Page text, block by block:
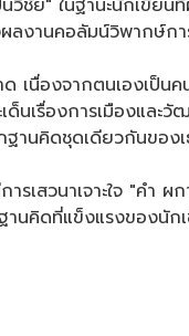
ย" ในฐานะนักเขียน
งานคอลัมน์วิพากษ์ก
เนื่องจากตนเองเป็
เรื่องการเมืองและ
านคิดชุดเดียวกันของ
รเสวนาเจาะใจ "ค
นคิดที่แข็งแรงของนัก